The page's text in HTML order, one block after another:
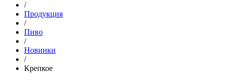
/
Продукция
/
Пиво
/
Новинки
/
Крепкое